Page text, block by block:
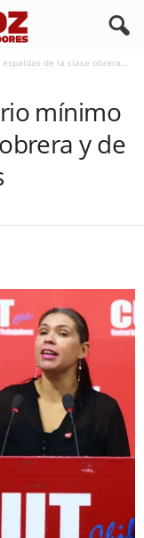
de la clase obrera...
mínimo
y de